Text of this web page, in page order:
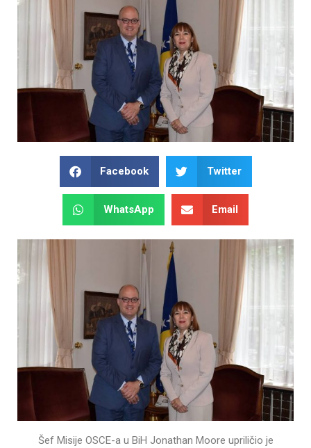
Facebook Twitter
WhatsApp Email
Šef Misije OSCE-a u BiH Jonathan Moore upriličio je